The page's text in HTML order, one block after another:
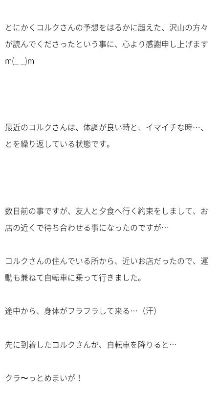
とにかくコルクさんの予想をはるかに超えた、沢山の方々
が読んでくださったという事に、心より感謝申し上げます
m(_ _)m
最近のコルクさんは、体調が良い時と、イマイチな時…、
とを繰り返している状態です。
数日前の事ですが、友人と夕食へ行く約束をしまして、お
店の近くで待ち合わせる事になったのですが…
コルクさんの住んでいる所から、近いお店だったので、運
動も兼ねて自転車に乗って行きました。
途中から、身体がフラフラして来る…（汗）
先に到着したコルクさんが、自転車を降りると…
クラ〜っとめまいが！